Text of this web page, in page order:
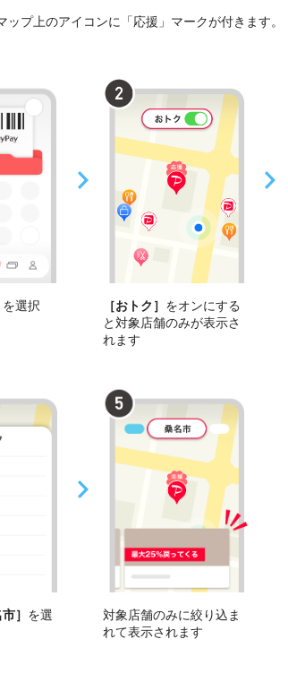
ップ上のアイコンに「応援」マークが付きます。
を選択 ［おトク］ をオンにする
と対象店舗のみが表示さ
れます
］ を選
対象店舗のみに絞り込ま
れて表示されます